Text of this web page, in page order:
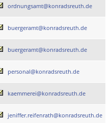
ordnungsamt@konradsreuth.de
buergeramt@konradsreuth.de
buergeramt@konradsreuth.de
personal@konradsreuth.de
kaemmerei@konradsreuth.de
jeniffer.reifenrath@konradsreuth.de